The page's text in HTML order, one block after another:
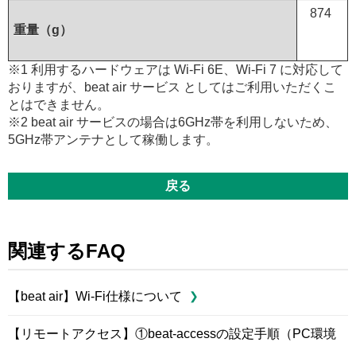
重量（g）
874
※1 利用するハードウェアは Wi-Fi 6E、Wi-Fi 7 に対応して
おりますが、beat air サービス としてはご利用いただくこ
とはできません。
※2 beat air サービスの場合は6GHz帯を利用しないため、
5GHz帯アンテナとして稼働します。
戻る
関連するFAQ
【beat air】Wi-Fi仕様について
【リモートアクセス】①beat-accessの設定手順（PC環境